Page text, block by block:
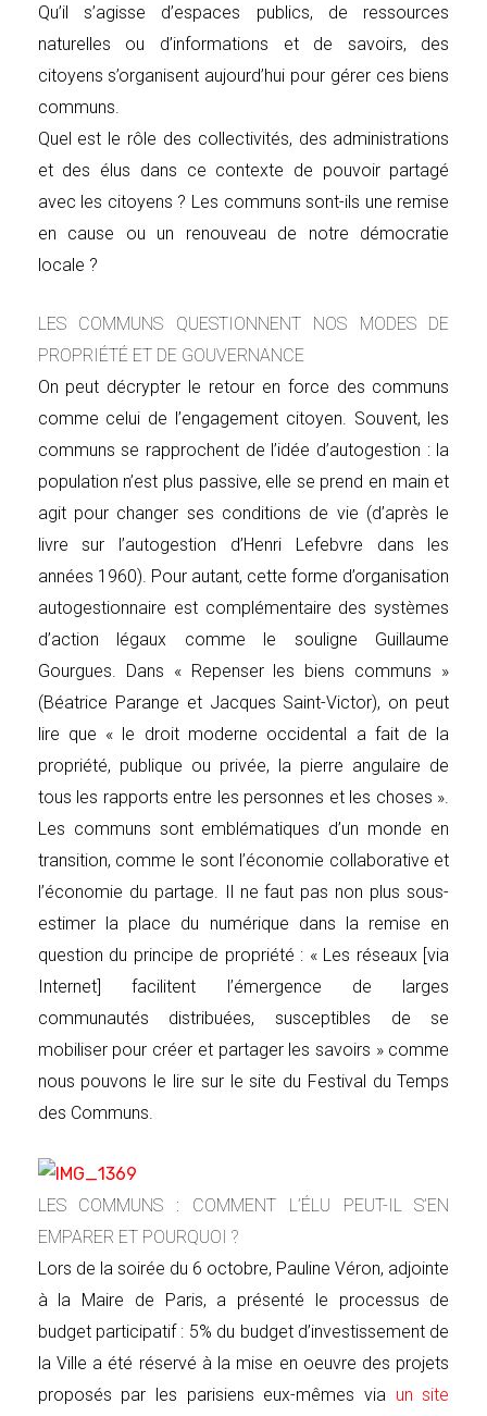
Qu’il s’agisse d’espaces publics, de ressources
naturelles ou d’informations et de savoirs, des
citoyens s’organisent aujourd’hui pour gérer ces biens
communs.
Quel est le rôle des collectivités, des administrations
et des élus dans ce contexte de pouvoir partagé
avec les citoyens ? Les communs sont-ils une remise
en cause ou un renouveau de notre démocratie
locale ?
LES COMMUNS QUESTIONNENT NOS MODES DE
PROPRIÉTÉ ET DE GOUVERNANCE
On peut décrypter le retour en force des communs
comme celui de l’engagement citoyen. Souvent, les
communs se rapprochent de l’idée d’autogestion : la
population n’est plus passive, elle se prend en main et
agit pour changer ses conditions de vie (d’après le
livre sur l’autogestion d’Henri Lefebvre dans les
années 1960). Pour autant, cette forme d’organisation
autogestionnaire est complémentaire des systèmes
d’action légaux comme le souligne Guillaume
Gourgues. Dans « Repenser les biens communs »
(Béatrice Parange et Jacques Saint-Victor), on peut
lire que « le droit moderne occidental a fait de la
propriété, publique ou privée, la pierre angulaire de
tous les rapports entre les personnes et les choses ».
Les communs sont emblématiques d’un monde en
transition, comme le sont l’économie collaborative et
l’économie du partage. Il ne faut pas non plus sous-
estimer la place du numérique dans la remise en
question du principe de propriété : « Les réseaux [via
Internet] facilitent l’émergence de larges
communautés distribuées, susceptibles de se
mobiliser pour créer et partager les savoirs » comme
nous pouvons le lire sur le site du Festival du Temps
des Communs.
LES COMMUNS : COMMENT L’ÉLU PEUT-IL S’EN
EMPARER ET POURQUOI ?
Lors de la soirée du 6 octobre, Pauline Véron, adjointe
à la Maire de Paris, a présenté le processus de
budget participatif : 5% du budget d’investissement de
la Ville a été réservé à la mise en oeuvre des projets
proposés par les parisiens eux-mêmes via un site